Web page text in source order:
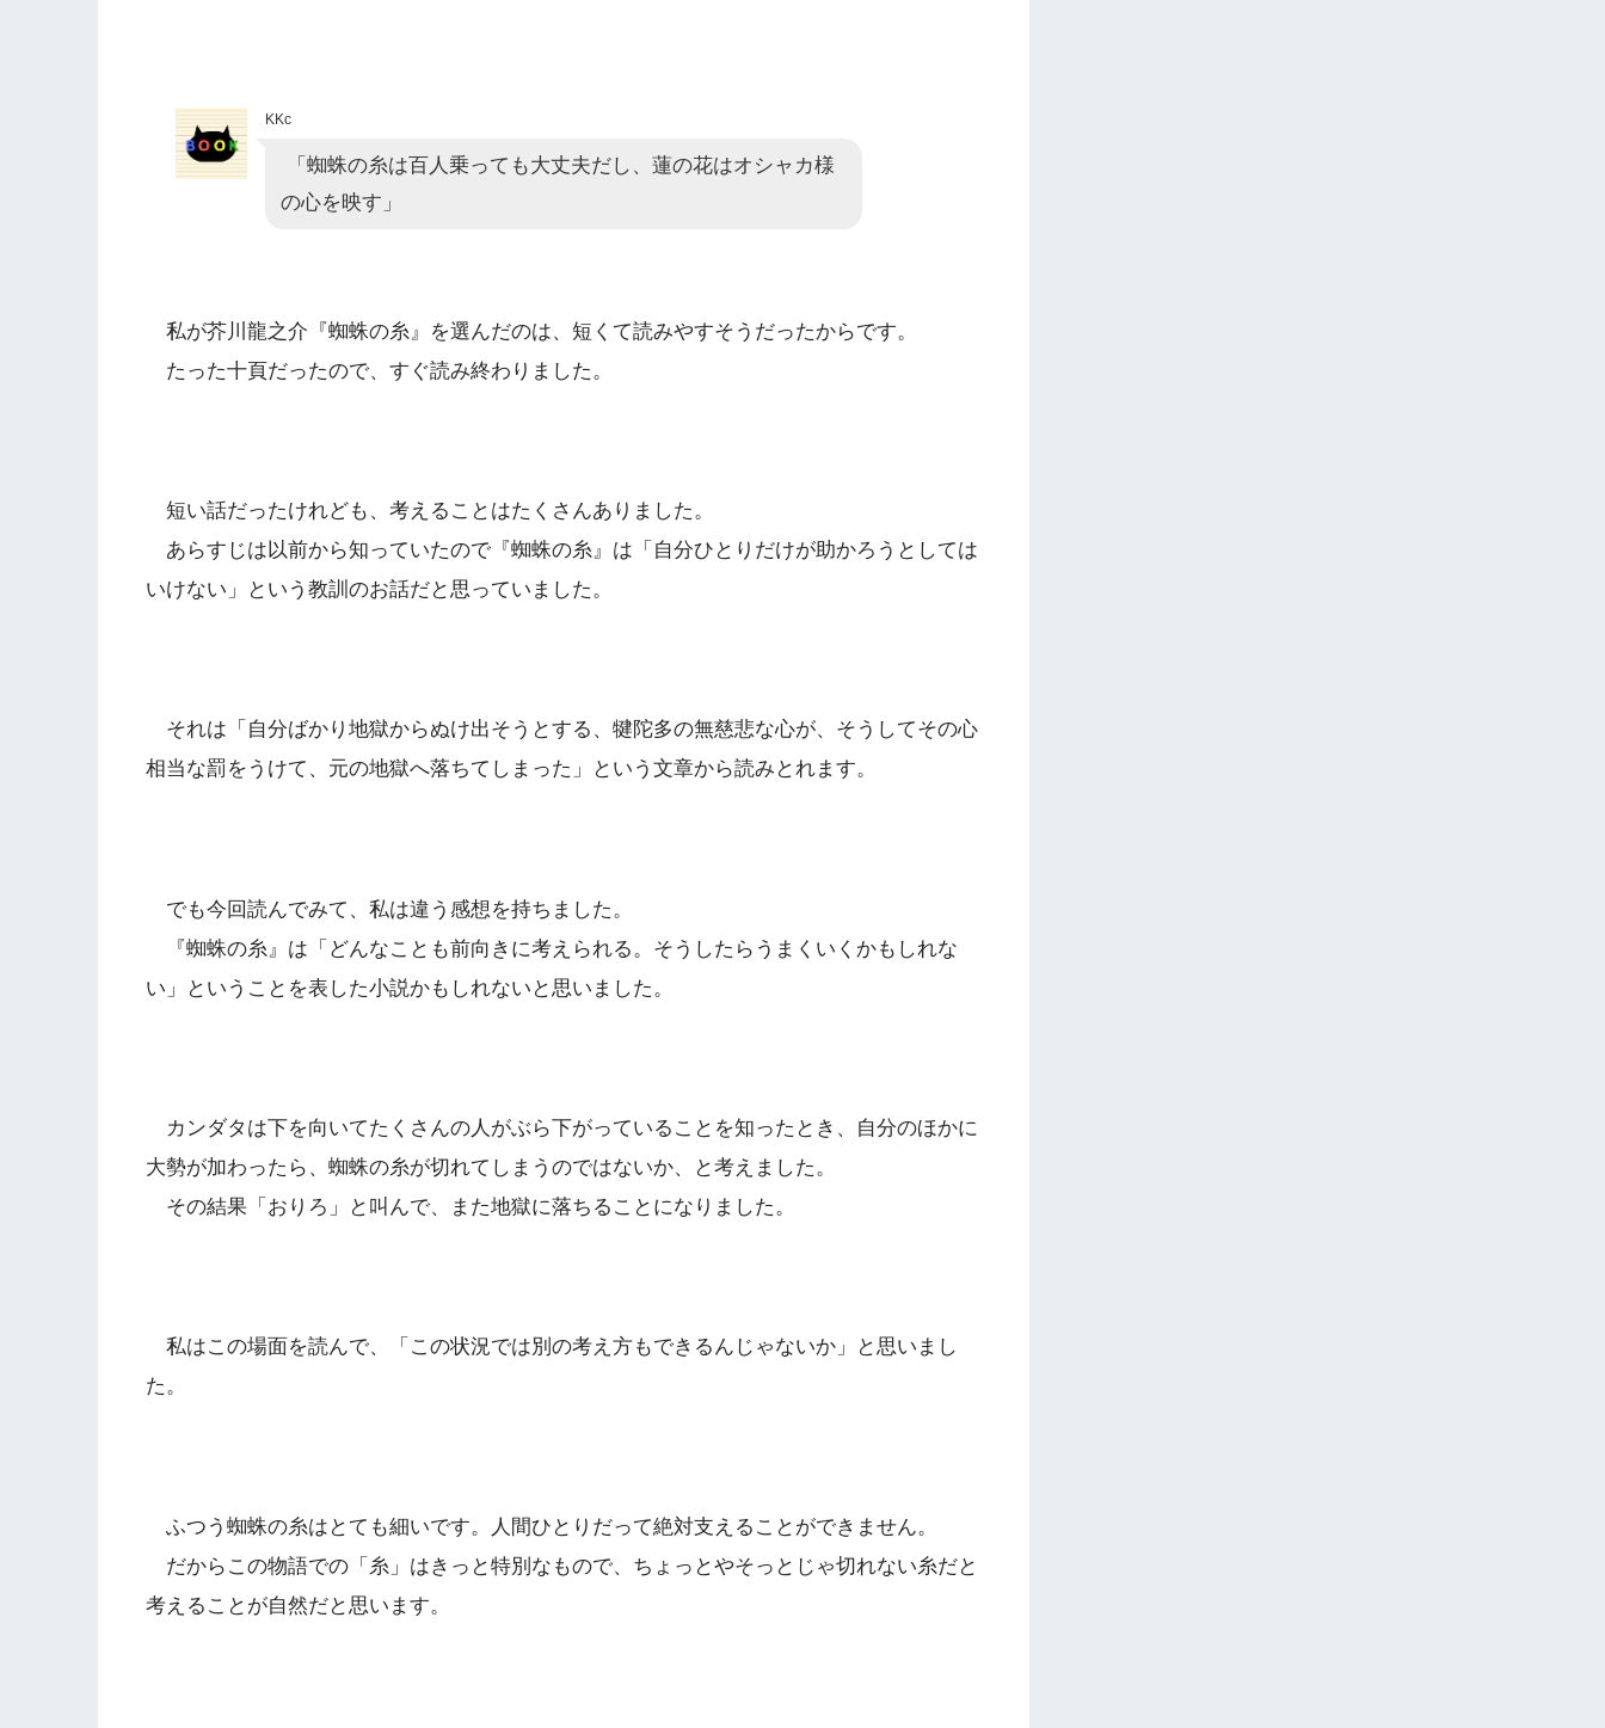
KKc
「蜘蛛の糸は百人乗っても大丈夫だし、蓮の花はオシャカ様
の心を映す」
私が芥川龍之介『蜘蛛の糸』を選んだのは、短くて読みやすそうだったからです。
たった十頁だったので、すぐ読み終わりました。
短い話だったけれども、考えることはたくさんありました。
あらすじは以前から知っていたので『蜘蛛の糸』は「自分ひとりだけが助かろうとしては
いけない」という教訓のお話だと思っていました。
それは「自分ばかり地獄からぬけ出そうとする、犍陀多の無慈悲な心が、そうしてその心
相当な罰をうけて、元の地獄へ落ちてしまった」という文章から読みとれます。
でも今回読んでみて、私は違う感想を持ちました。
『蜘蛛の糸』は「どんなことも前向きに考えられる。そうしたらうまくいくかもしれな
い」ということを表した小説かもしれないと思いました。
カンダタは下を向いてたくさんの人がぶら下がっていることを知ったとき、自分のほかに
大勢が加わったら、蜘蛛の糸が切れてしまうのではないか、と考えました。
その結果「おりろ」と叫んで、また地獄に落ちることになりました。
私はこの場面を読んで、「この状況では別の考え方もできるんじゃないか」と思いまし
た。
ふつう蜘蛛の糸はとても細いです。人間ひとりだって絶対支えることができません。
だからこの物語での「糸」はきっと特別なもので、ちょっとやそっとじゃ切れない糸だと
考えることが自然だと思います。